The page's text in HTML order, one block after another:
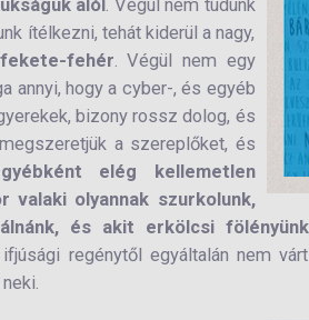
alól . Végül nem tudunk
ítélkezni, tehát kiderül a nagy,
fehér . Végül nem egy
annyi, hogy a cyber-, és egyéb
bizony rossz dolog, és
a szereplőket, és
elég kellemetlen
valaki olyannak szurkolunk,
és akit erkölcsi
regénytől egyáltalán nem